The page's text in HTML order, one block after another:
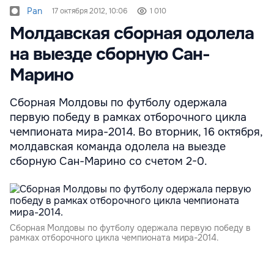
Pan 17 октября 2012, 10:06 1 010
Молдавская сборная одолела
на выезде сборную Сан-
Марино
Сборная Молдовы по футболу одержала
первую победу в рамках отборочного цикла
чемпионата мира-2014. Во вторник, 16 октября,
молдавская команда одолела на выезде
сборную Сан-Марино со счетом 2-0.
Сборная Молдовы по футболу одержала первую победу в
рамках отборочного цикла чемпионата мира-2014.